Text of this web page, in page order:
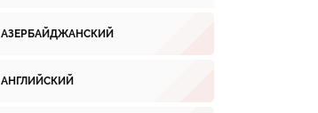
АЗЕРБАЙДЖАНСКИЙ
АНГЛИЙСКИЙ